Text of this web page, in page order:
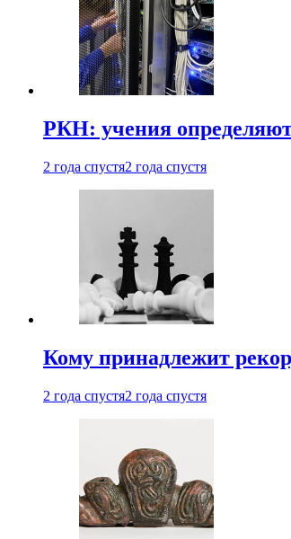
РКН: учения определяют
2 года спустя2 года спустя
Кому принадлежит
2 года спустя2 года спустя